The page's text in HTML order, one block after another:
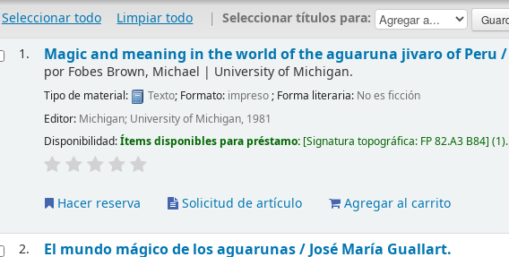
Seleccionar todo Limpiar todo | Seleccionar títulos para:
1. Magic and meaning in the world of the aguaruna jivaro of Peru /
por Fobes Brown, Michael | University of Michigan.
Tipo de material: Texto; Formato: impreso; Forma literaria: No es ficción
Editor: Michigan; University of Michigan, 1981
Disponibilidad:Ítems disponibles para préstamo: Signatura topográfica: FP 82.A3 B84 (1).
Hacer reserva Solicitud de artículo Agregar al carrito
2. El mundo mágico de los aguarunas /José María Guallart.